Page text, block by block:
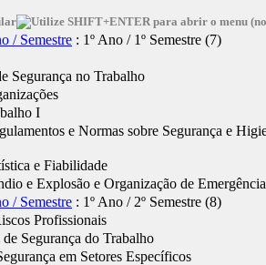
/ Semestre : 1º Ano / 1º Semestre ‎(7)
Segurança no Trabalho
I
e Normas sobre Segurança e
e Fiabilidade
e Explosão e Organização de Emergência
/ Semestre : 1º Ano / 2º Semestre ‎(8)
Profissionais
Segurança do Trabalho
em Setores Específicos